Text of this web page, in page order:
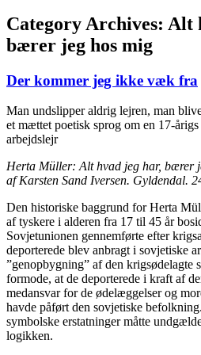
Category Archives: Alt
bærer jeg hos mig
Der kommer jeg ikke væk fra
Man undslipper aldrig lejren, man
et mættet poetisk sprog om en 17-
arbejdslejr
Herta Müller: Alt hvad jeg har, bærer
af Karsten Sand Iversen. Gyldendal.
Den historiske baggrund for Herta
af tyskere i alderen fra 17 til 45 år
Sovjetunionen gennemførte efter
deporterede blev anbragt i sovjetiske
”genopbygning” af den krigsødelagte
formode, at de deporterede i kraft af
medansvar for de ødelæggelser og
havde påført den sovjetiske
symbolske erstatninger måtte
logikken.